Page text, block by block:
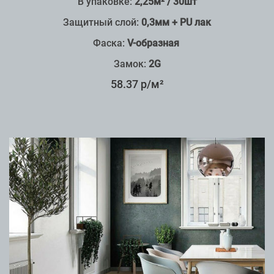
Защитный слой: 0,3мм + PU лак
Фаска: V-образная
Замок: 2G
58.37 р/м²